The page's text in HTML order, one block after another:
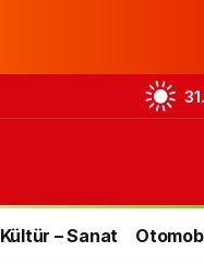
Kültür – Sanat